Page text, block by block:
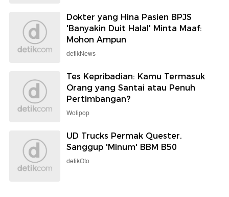
Dokter yang Hina Pasien BPJS
'Banyakin Duit Halal' Minta Maaf:
Mohon Ampun
detikNews
Tes Kepribadian: Kamu Termasuk
Orang yang Santai atau Penuh
Pertimbangan?
Wolipop
UD Trucks Permak Quester,
Sanggup 'Minum' BBM B50
detikOto